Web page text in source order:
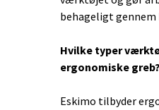
behageligt gennem
Hvilke typer
ergonomiske greb?
Eskimo tilbyder